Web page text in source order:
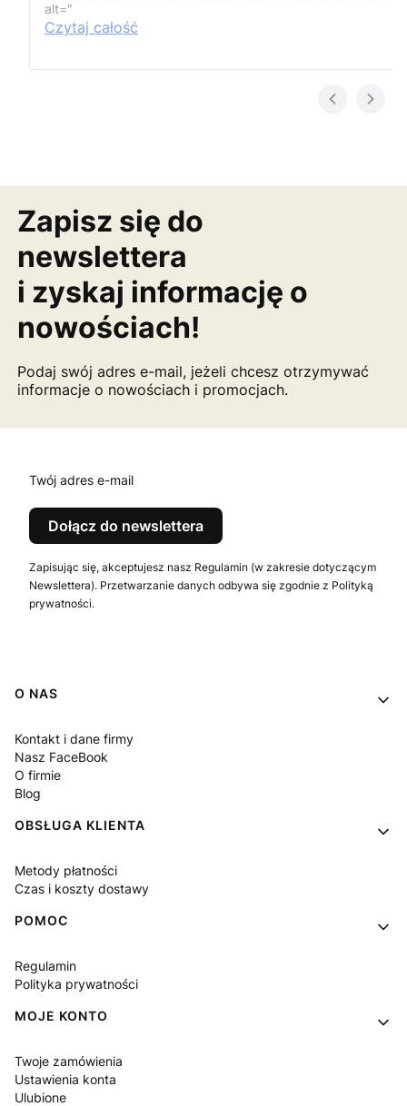
alt="
Czytaj całość
Zapisz się do
newslettera
i zyskaj informację o
nowościach!
Podaj swój adres e-mail, jeżeli chcesz otrzymywać
informacje o nowościach i promocjach.
Twój adres e-mail
Dołącz do newslettera
Zapisując się, akceptujesz nasz Regulamin (w zakresie dotyczącym
Newslettera). Przetwarzanie danych odbywa się zgodnie z Polityką
prywatności.
Linki w stopce
O NAS
Kontakt i dane firmy
Nasz FaceBook
O firmie
Blog
OBSŁUGA KLIENTA
Metody płatności
Czas i koszty dostawy
POMOC
Regulamin
Polityka prywatności
MOJE KONTO
Twoje zamówienia
Ustawienia konta
Ulubione